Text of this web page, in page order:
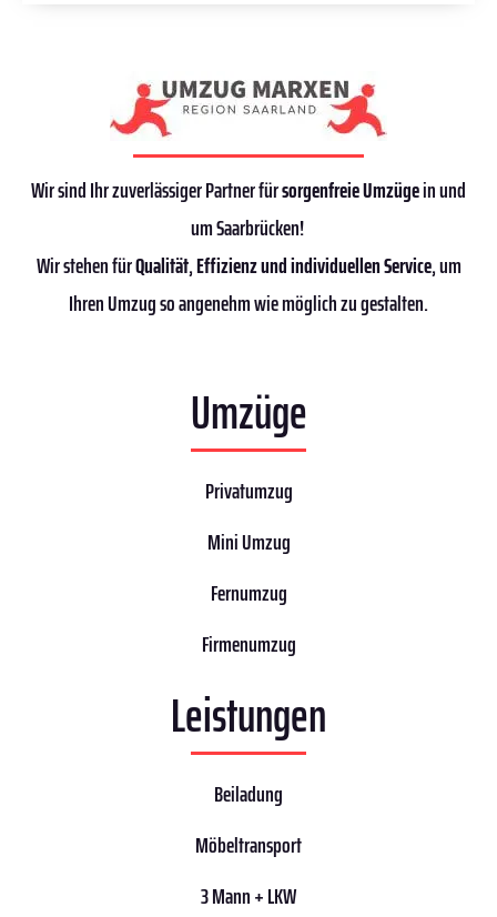
Wir sind Ihr zuverlässiger Partner fürsorgenfreie Umzügein und
um Saarbrücken!
Wir stehen fürQualität,Effizienzund individuellen Service, um
Ihren Umzug so angenehm wie möglich zu gestalten.
Umzüge
Privatumzug
Mini Umzug
Fernumzug
Firmenumzug
Leistungen
Beiladung
Möbeltransport
3 Mann + LKW